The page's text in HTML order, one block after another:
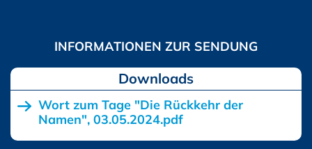
Downloads
Wort zum Tage "Die Rückkehr der
Namen", 03.05.2024.pdf